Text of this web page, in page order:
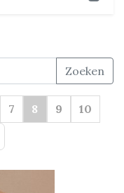
Zoeken
7 8 9
10